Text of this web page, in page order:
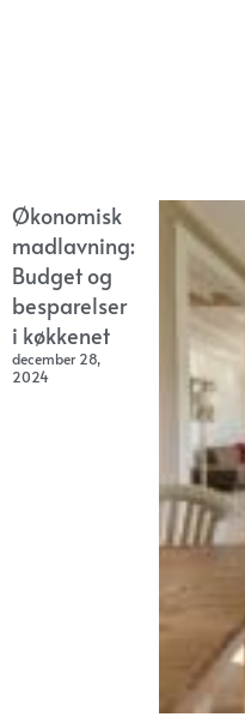
Økonomisk
madlavning:
Budget og
besparelser
i køkkenet
december 28,
2024